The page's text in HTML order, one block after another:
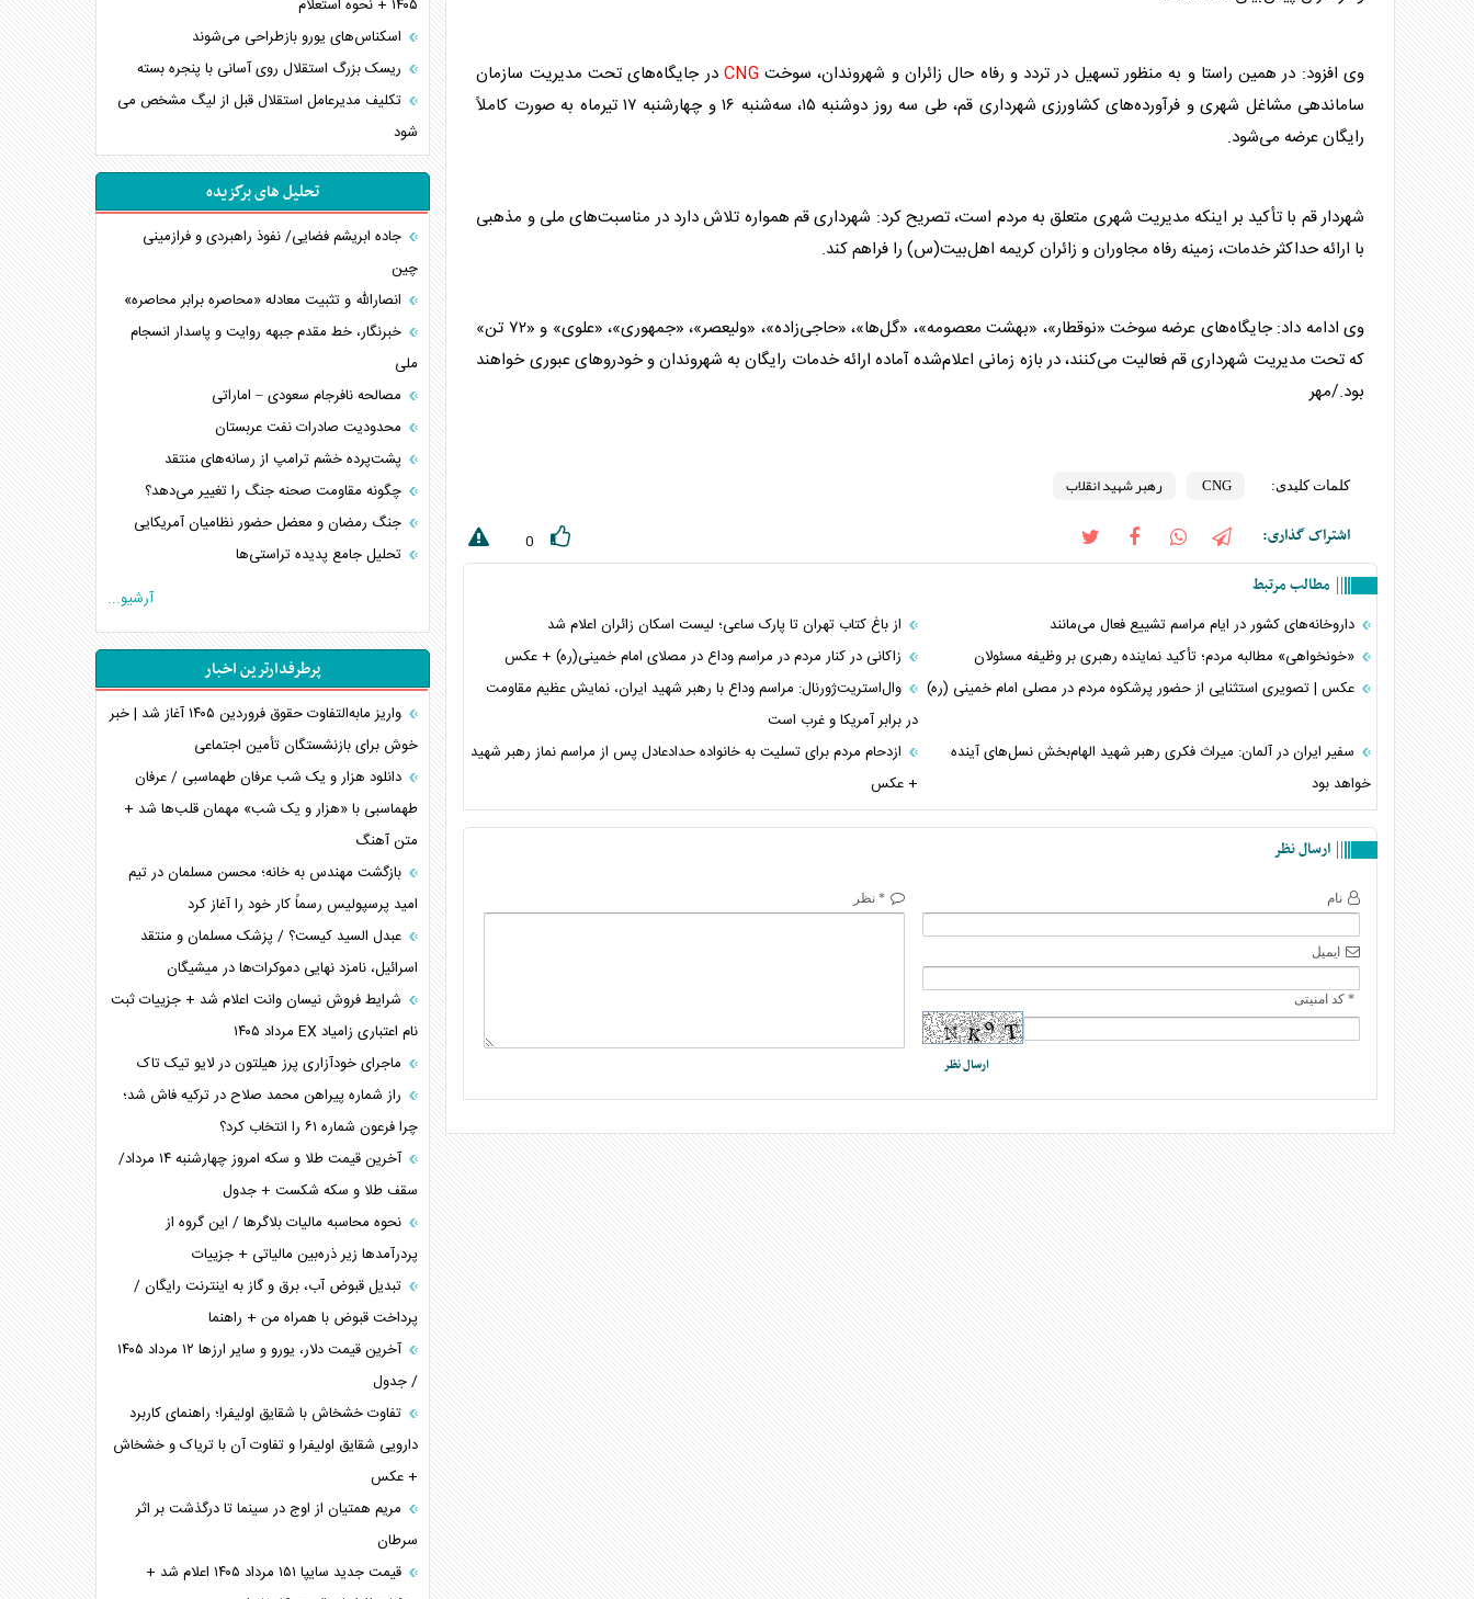
وی افزود: در همین راستا و به منظور تسهیل در تردد و رفاه حال زائران و شهروندان، سوختCNG در جایگاه‌های تحت مدیریت سازمان
ساماندهی مشاغل شهری و فرآورده‌های کشاورزی شهرداری قم، طی سه روز دوشنبه ۱۵، سه‌شنبه ۱۶ و چهارشنبه ۱۷ تیرماه به صورت کاملاً
رایگان عرضه می‌شود.
شهردار قم با تأکید بر اینکه مدیریت شهری متعلق به مردم است، تصریح کرد: شهرداری قم همواره تلاش دارد در مناسبت‌های ملی و مذهبی
با ارائه حداکثر خدمات، زمینه رفاه مجاوران و زائران کریمه اهل‌بیت(س) را فراهم کند.
وی ادامه داد: جایگاه‌های عرضه سوخت «نوقطار»، «بهشت معصومه»، «گل‌ها»، «حاجی‌زاده»، «ولیعصر»، «جمهوری»، «علوی» و «۷۲ تن»
که تحت مدیریت شهرداری قم فعالیت می‌کنند، در بازه زمانی اعلام‌شده آماده ارائه خدمات رایگان به شهروندان و خودروهای عبوری خواهند
بود./مهر
کلمات کلیدی: CNG رهبر شهید انقلاب
اشتراک گذاری: 0
مطالب مرتبط
داروخانه‌های کشور در ایام مراسم تشییع فعال می‌مانند
از باغ کتاب تهران تا پارک ساعی؛ لیست اسکان زائران اعلام شد
«خونخواهی» مطالبه مردم؛ تأکید نماینده رهبری بر وظیفه مسئولان
زاکانی در کنار مردم در مراسم وداع در مصلای امام خمینی(ره) + عکس
عکس | تصویری استثنایی از حضور پرشکوه مردم در مصلی امام خمینی (ره)
وال‌استریت‌ژورنال: مراسم وداع با رهبر شهید ایران، نمایش عظیم مقاومت
در برابر آمریکا و غرب است
سفیر ایران در آلمان: میراث فکری رهبر شهید الهام‌بخش نسل‌های آینده
خواهد بود
ازدحام مردم برای تسلیت به خانواده حدادعادل پس از مراسم نماز رهبر شهید
+ عکس
ارسال نظر
نام
ایمیل
* کد امنیتی
* نظر
۱۴۰۵ + نحوه استعلام
اسکناس‌های یورو بازطراحی می‌شوند
ریسک بزرگ استقلال روی آسانی با پنجره بسته
تکلیف مدیرعامل استقلال قبل از لیگ مشخص می
شود
تحلیل های برگزیده
جاده ابریشم فضایی/ نفوذ راهبردی و فرازمینی
چین
انصارالله و تثبیت معادله «محاصره برابر محاصره»
خبرنگار، خط مقدم جبهه روایت و پاسدار انسجام
ملی
مصالحه نافرجام سعودی – اماراتی
محدودیت صادرات نفت عربستان
پشت‌پرده خشم ترامپ از رسانه‌های منتقد
چگونه مقاومت صحنه جنگ را تغییر می‌دهد؟
جنگ رمضان و معضل حضور نظامیان آمریکایی
تحلیل جامع پدیده تراستی‌ها
غرب
اربعین، کابوس مشترک تل‌آویو-واشنگتن
برنامه هفتم توسعه در نقطه کور سیاستگذاری
کنوانسیون دریای خزر در راستای منافع ملی است؟
اوکراین بازوی مخرب آمریکا در غرب آسیا
اهمیت راهبردی اردن برای آمریکا
پیام، ظرفیت بالفعل‌نشده تجارت ایران
همسویی عربستان با سنتکام علیه متحدان ایران
ترامپ و توهم خلع سلاح حماس
چرا کویت به دنبال شریک امنیتی جدید است؟
آرشیو...
پرطرفدارترین اخبار
واریز مابه‌التفاوت حقوق فروردین ۱۴۰۵ آغاز شد | خبر
خوش برای بازنشستگان تأمین اجتماعی
دانلود هزار و یک شب عرفان طهماسبی / عرفان
طهماسبی با «هزار و یک شب» مهمان قلب‌ها شد +
متن آهنگ
بازگشت مهندس به خانه؛ محسن مسلمان در تیم
امید پرسپولیس رسماً کار خود را آغاز کرد
عبدل السید کیست؟ / پزشک مسلمان و منتقد
اسرائیل، نامزد نهایی دموکرات‌ها در میشیگان
شرایط فروش نیسان وانت اعلام شد + جزییات ثبت
نام اعتباری زامیاد EX مرداد ۱۴۰۵
ماجرای خودآزاری پرز هیلتون در لایو تیک تاک
راز شماره پیراهن محمد صلاح در ترکیه فاش شد؛
چرا فرعون شماره ۶۱ را انتخاب کرد؟
آخرین قیمت طلا و سکه امروز چهارشنبه ۱۴ مرداد/
سقف طلا و سکه شکست + جدول
نحوه محاسبه مالیات بلاگر‌ها / این گروه از
پردرآمد‌ها زیر ذره‌بین مالیاتی + جزییات
تبدیل قبوض آب، برق و گاز به اینترنت رایگان /
پرداخت قبوض با همراه من + راهنما
آخرین قیمت دلار، یورو و سایر ارز‌ها ۱۲ مرداد ۱۴۰۵
/ جدول
تفاوت خشخاش با شقایق اولیفرا؛ راهنمای کاربرد
دارویی شقایق اولیفرا و تفاوت آن با تریاک و خشخاش
+ عکس
مریم همتیان از اوج در سینما تا درگذشت بر اثر
سرطان
قیمت جدید سایپا ۱۵۱ مرداد ۱۴۰۵ اعلام شد +